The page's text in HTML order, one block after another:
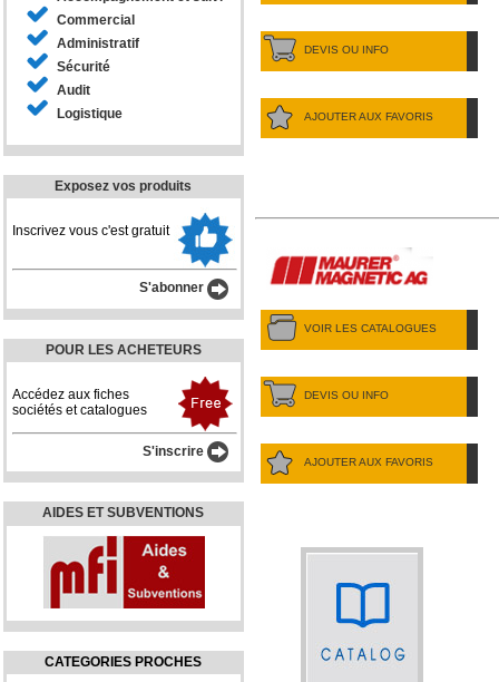
Commercial
Administratif
Sécurité
Audit
Logistique
Exposez vos produits
Inscrivez vous c'est gratuit
S'abonner
POUR LES ACHETEURS
Accédez aux fiches
sociétés et catalogues
S'inscrire
AIDES ET SUBVENTIONS
CATEGORIES PROCHES
DEVIS OU INFO
AJOUTER AUX FAVORIS
VOIR LES CATALOGUES
DEVIS OU INFO
AJOUTER AUX FAVORIS